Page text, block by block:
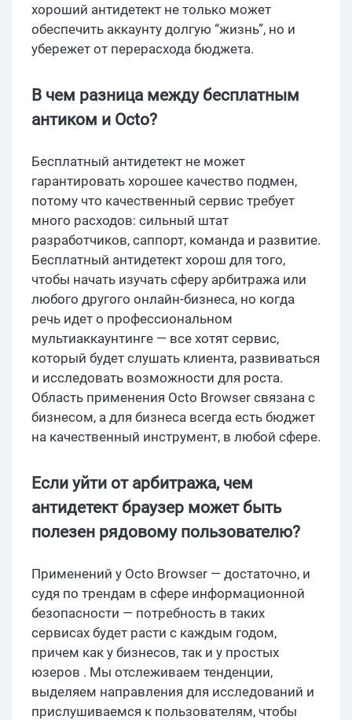
хороший антидетект не только может
обеспечить аккаунту долгую “жизнь”, но и
убережет от перерасхода бюджета.
В чем разница между бесплатным
антиком и Octo?
Бесплатный антидетект не может
гарантировать хорошее качество подмен,
потому что качественный сервис требует
много расходов: сильный штат
разработчиков, саппорт, команда и развитие.
Бесплатный антидетект хорош для того,
чтобы начать изучать сферу арбитража или
любого другого онлайн-бизнеса, но когда
речь идет о профессиональном
мультиаккаунтинге — все хотят сервис,
который будет слушать клиента, развиваться
и исследовать возможности для роста.
Область применения Octo Browser связана с
бизнесом, а для бизнеса всегда есть бюджет
на качественный инструмент, в любой сфере.
Если уйти от арбитража, чем
антидетект браузер может быть
полезен рядовому пользователю?
Применений у Octo Browser — достаточно, и
судя по трендам в сфере информационной
безопасности — потребность в таких
сервисах будет расти с каждым годом,
причем как у бизнесов, так и у простых
юзеров . Мы отслеживаем тенденции,
выделяем направления для исследований и
прислушиваемся к пользователям, чтобы